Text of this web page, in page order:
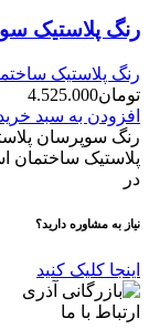
رنگ پلاستیک
رنگ پلاستیک
تومان4.525.000
افزودن به سبد
پلاستیک ساختمان
در
نیاز به مشاوره دارید؟
اینجا کلیک کنید
ارتباط با ما